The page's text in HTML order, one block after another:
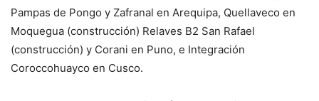
Pampas de Pongo y Zafranal en Arequipa, Quellaveco en
Moquegua (construcción) Relaves B2 San Rafael
(construcción) y Corani en Puno, e Integración
Coroccohuayco en Cusco.